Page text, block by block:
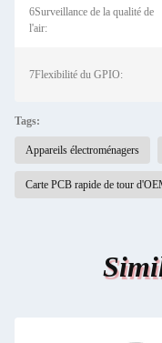
6Surveillance de la qualité de
l'air:
7Flexibilité du GPIO:
Tags:
Appareils électroménagers
Carte PCB rapide de tour